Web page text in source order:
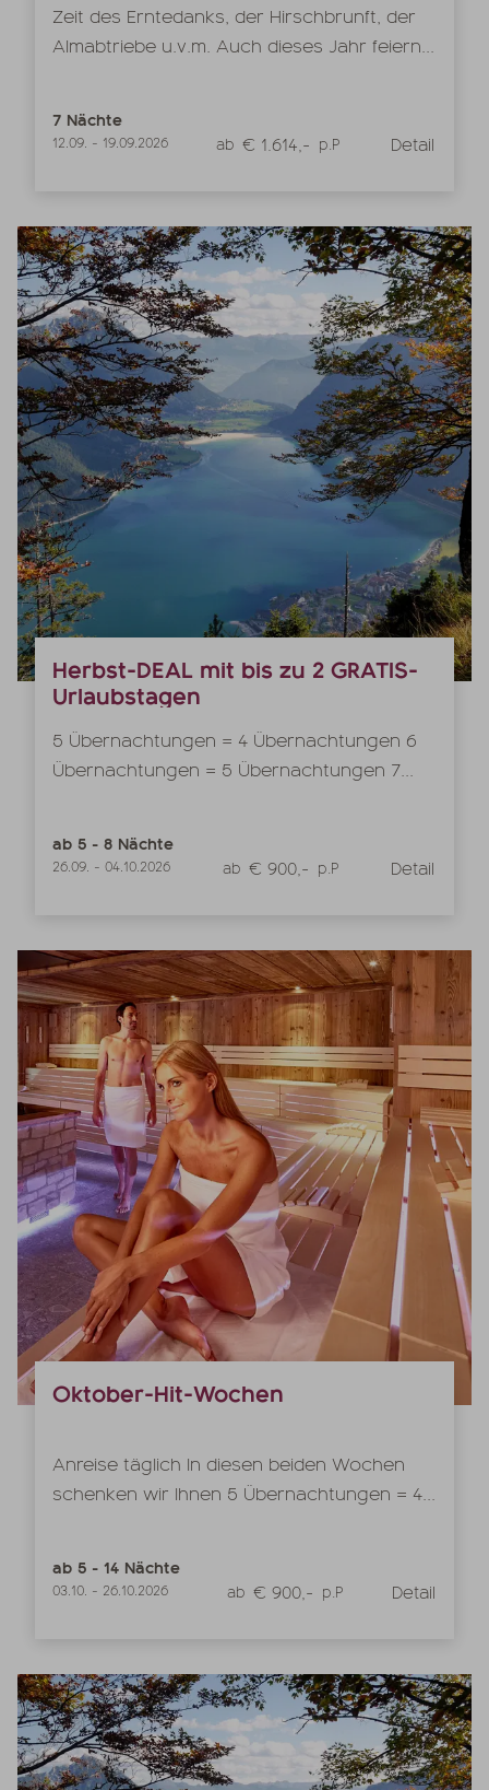
Zeit des Erntedanks, der Hirschbrunft, der
Almabtriebe u.v.m. Auch dieses Jahr feiern...
7 Nächte
12.09. - 19.09.2026 ab € 1.614,- p.P Detail
Herbst-DEAL mit bis zu 2 GRATIS-
Urlaubstagen
5 Übernachtungen = 4 Übernachtungen 6
Übernachtungen = 5 Übernachtungen 7...
ab 5 - 8 Nächte
26.09. - 04.10.2026 ab € 900,- p.P Detail
Oktober-Hit-Wochen
Anreise täglich In diesen beiden Wochen
schenken wir Ihnen 5 Übernachtungen = 4...
ab 5 - 14 Nächte
03.10. - 26.10.2026 ab € 900,- p.P Detail